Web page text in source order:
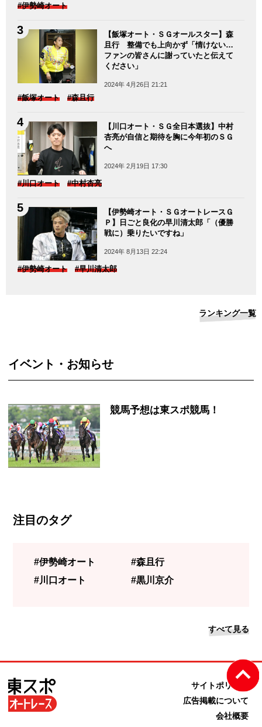
#伊勢崎オート
【飯塚オート・ＳＧオールスター】森
且行 整備でも上向かず「情けない…
ファンの皆さんに謝っていたと伝えて
ください」
2024年 4月26日 21:21
#飯塚オート #森且行
【川口オート・ＳＧ全日本選抜】中村
杏亮が自信と期待を胸に今年初のＳＧ
へ
2024年 2月19日 17:30
#川口オート #中村杏亮
【伊勢崎オート・ＳＧオートレースＧ
Ｐ】日ごと良化の早川清太郎「（優勝
戦に）乗りたいですね」
2024年 8月13日 22:24
#伊勢崎オート #早川清太郎
ランキング一覧
イベント・お知らせ
競馬予想は東スポ競馬！
注目のタグ
#伊勢崎オート
#森且行
#川口オート
#黒川京介
すべて見る
サイトポリシー
広告掲載について
会社概要